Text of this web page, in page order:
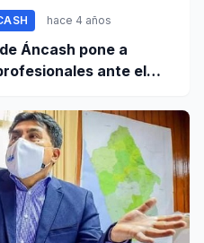
hace 4 años
Áncash pone a
ante el